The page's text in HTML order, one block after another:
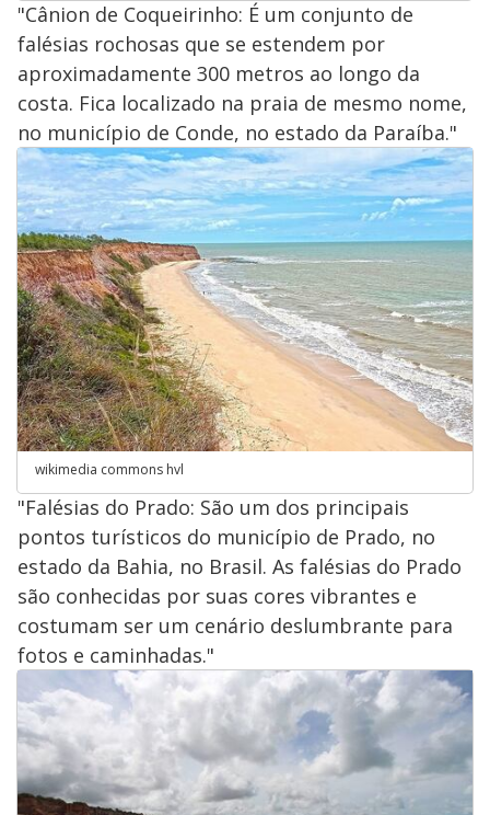
"Cânion de Coqueirinho: É um conjunto de
falésias rochosas que se estendem por
aproximadamente 300 metros ao longo da
costa. Fica localizado na praia de mesmo nome,
no município de Conde, no estado da Paraíba."
wikimedia commons hvl
"Falésias do Prado: São um dos principais
pontos turísticos do município de Prado, no
estado da Bahia, no Brasil. As falésias do Prado
são conhecidas por suas cores vibrantes e
costumam ser um cenário deslumbrante para
fotos e caminhadas."